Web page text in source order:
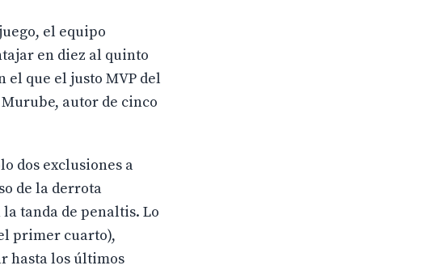
el equipo
en diez al quinto
que el justo MVP del
autor de cinco
dos exclusiones a
de la derrota
tanda de penaltis. Lo
primer cuarto),
hasta los últimos